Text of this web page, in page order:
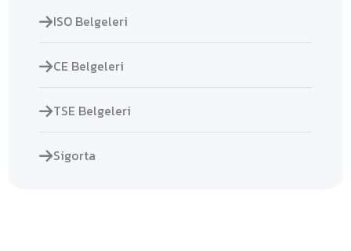
ISO Belgeleri
CE Belgeleri
TSE Belgeleri
Sigorta